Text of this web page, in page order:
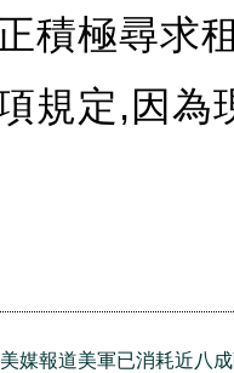
積極尋求
規定,因為
美媒報道美軍已消耗近八